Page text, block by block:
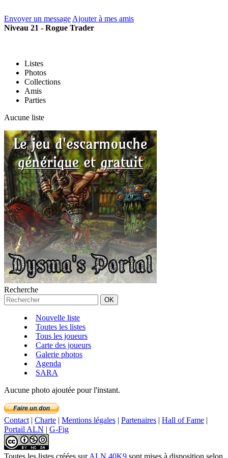
Envoyer un message Ajouter à mes amis
Niveau 21 - Rogue Trader
Listes
Photos
Collections
Amis
Parties
Aucune liste
Recherche
Nouvelle liste
Toutes les listes
Tous les joueurs
Carte des joueurs
Galerie photos
Agenda
SARA
Aucune photo ajoutée pour l'instant.
Contact | Charte | Mentions légales | Partenaires | Hall of Fame |
Portail ALN | G-Fig
Toutes les listes créées sur ALN 40K9 sont mises à disposition selon